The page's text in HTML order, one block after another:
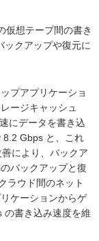
仮想テープ間の書き
ックアップや復元に
プアプリケーショ
ージキャッシュ
にデータを書き込
8.2 Gbps と、これ
により、バックア
バックアップと復
ラウド間のネット
ケーションからゲ
の書き込み速度を維